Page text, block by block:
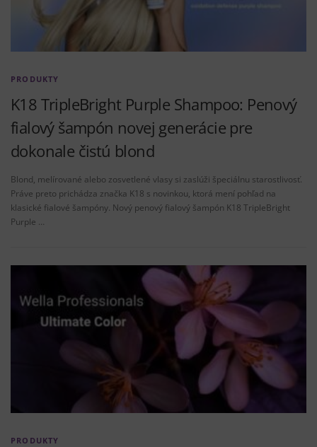
PRODUKTY
K18 TripleBright Purple Shampoo: Penový
fialový šampón novej generácie pre
dokonale čistú blond
Blond, melírované alebo zosvetlené vlasy si zaslúži špeciálnu starostlivosť.
Práve preto prichádza značka K18 s novinkou, ktorá mení pohľad na
klasické fialové šampóny. Nový penový fialový šampón K18 TripleBright
Purple …
PRODUKTY